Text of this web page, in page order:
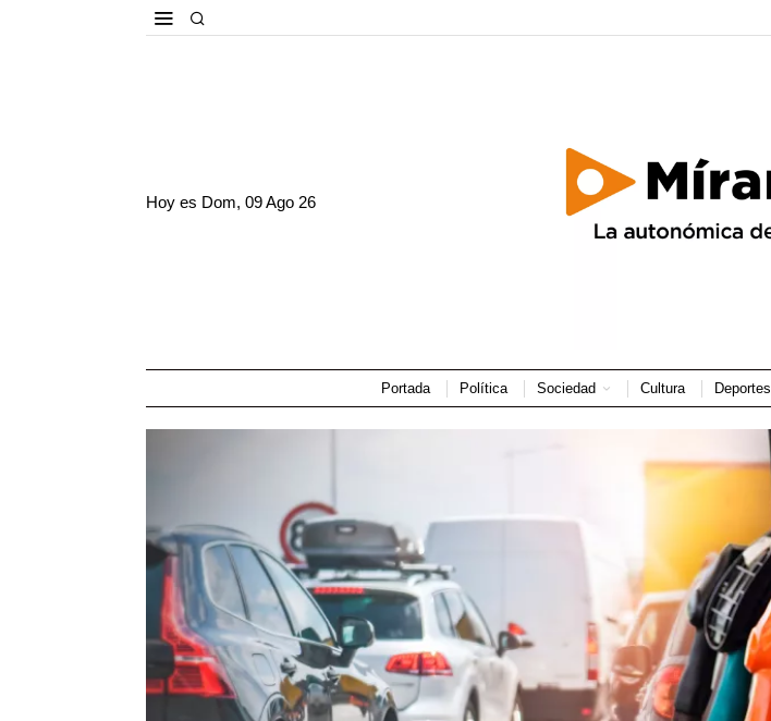
Hoy es Dom, 09 Ago 26
Portada Política Sociedad Cultura Deportes